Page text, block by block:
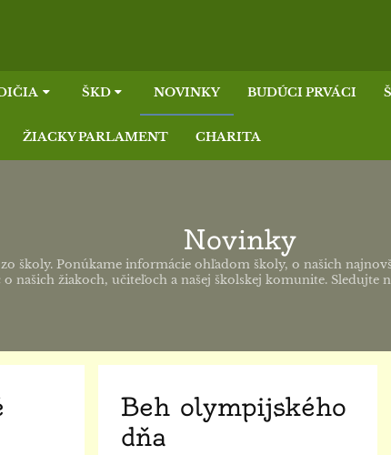
ŠKD NOVINKY BUDÚCI PRVÁCI
ŽIACKY PARLAMENT CHARITA
Novinky
školy. Ponúkame informácie ohľadom školy, o našich
našich žiakoch, učiteľoch a našej školskej komunite. Sledujte
Beh olympijského
dňa